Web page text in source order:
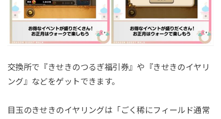
交換所で『きせきのつるぎ福引券』や『きせきのイヤリ
ング』などをゲットできます。
目玉のきせきのイヤリングは「ごく稀にフィールド通常